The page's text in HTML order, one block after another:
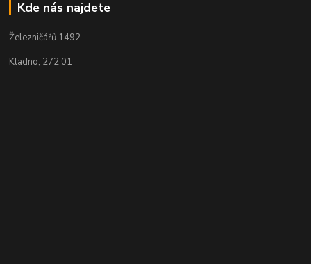
Kde nás najdete
Železničářů 1492
Kladno, 272 01